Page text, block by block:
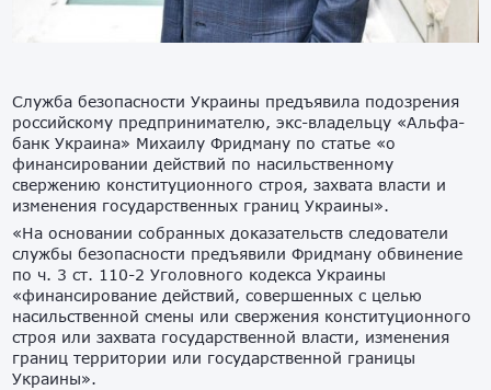
Служба безопасности Украины предъявила подозрения
российскому предпринимателю, экс-владельцу «Альфа-
банк Украина» Михаилу Фридману по статье «о
финансировании действий по насильственному
свержению конституционного строя, захвата власти и
изменения государственных границ Украины».
«На основании собранных доказательств следователи
службы безопасности предъявили Фридману обвинение
по ч. 3 ст. 110-2 Уголовного кодекса Украины
«финансирование действий, совершенных с целью
насильственной смены или свержения конституционного
строя или захвата государственной власти, изменения
границ территории или государственной границы
Украины».